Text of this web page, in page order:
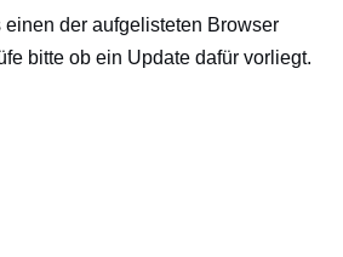
einen der aufgelisteten Browser
bitte ob ein Update dafür vorliegt.